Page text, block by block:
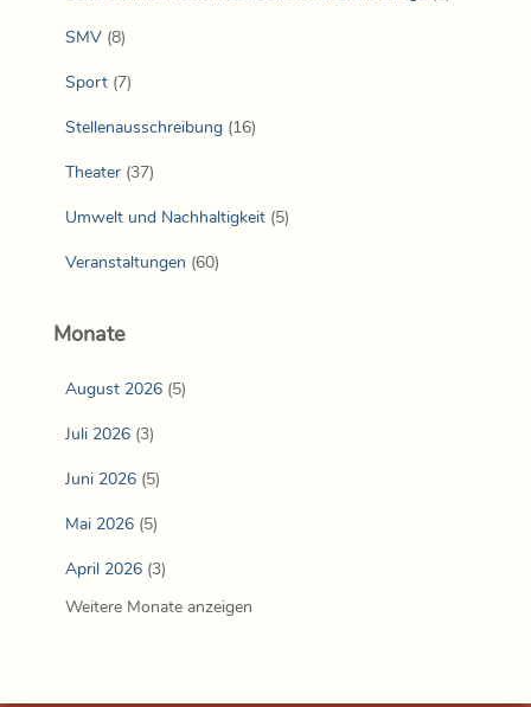
SMV (8)
Sport (7)
Stellenausschreibung (16)
Theater (37)
Umwelt und Nachhaltigkeit (5)
Veranstaltungen (60)
Monate
August 2026 (5)
Juli 2026 (3)
Juni 2026 (5)
Mai 2026 (5)
April 2026 (3)
Weitere Monate anzeigen